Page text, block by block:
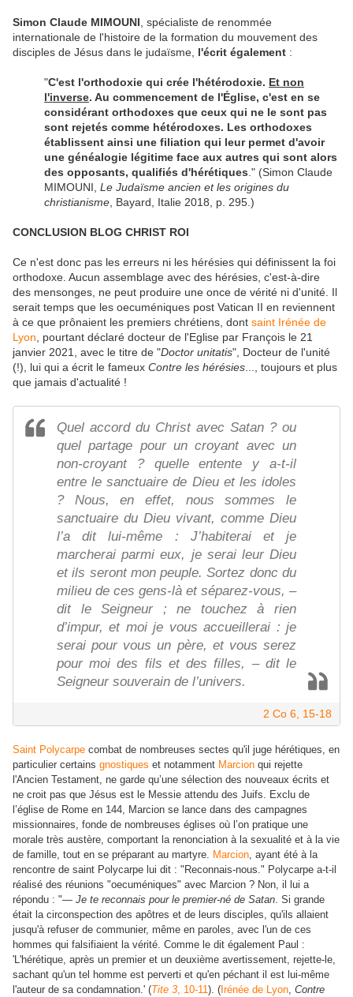
Simon Claude MIMOUNI , spécialiste de renommée
internationale de l'histoire de la formation du mouvement des
disciples de Jésus dans le judaïsme, l'écrit également :
"C'est l'orthodoxie qui crée l'hétérodoxie. Et non
l'inverse. Au commencement de l'Église, c'est en se
considérant orthodoxes que ceux qui ne le sont pas
sont rejetés comme hétérodoxes. Les orthodoxes
établissent ainsi une filiation qui leur permet d'avoir
une généalogie légitime face aux autres qui sont alors
des opposants, qualifiés d'hérétiques ." (Simon Claude
MIMOUNI, Le Judaïsme ancien et les origines du
christianisme , Bayard, Italie 2018, p. 295.)
CONCLUSION BLOG CHRIST ROI
Ce n'est donc pas les erreurs ni les hérésies qui définissent la foi
orthodoxe. Aucun assemblage avec des hérésies, c'est-à-dire
des mensonges, ne peut produire une once de vérité ni d'unité. Il
serait temps que les oecuméniques post Vatican II en reviennent
à ce que prônaient les premiers chrétiens, dont saint Irénée de
Lyon , pourtant déclaré docteur de l'Eglise par François le 21
janvier 2021, avec le titre de "Doctor unitatis", Docteur de l'unité
(!), lui qui a écrit le fameux Contre les hérésies ..., toujours et plus
que jamais d'actualité !
Quel accord du Christ avec Satan ? ou
quel partage pour un croyant avec un
non-croyant ? quelle entente y a-t-il
entre le sanctuaire de Dieu et les idoles
? Nous, en effet, nous sommes le
sanctuaire du Dieu vivant, comme Dieu
l’a dit lui-même : J’habiterai et je
marcherai parmi eux, je serai leur Dieu
et ils seront mon peuple. Sortez donc du
milieu de ces gens-là et séparez-vous, –
dit le Seigneur ; ne touchez à rien
d’impur, et moi je vous accueillerai : je
serai pour vous un père, et vous serez
pour moi des fils et des filles, – dit le
Seigneur souverain de l’univers.
2 Co 6, 15-18
Saint Polycarpe combat de nombreuses sectes qu'il juge hérétiques, en
particulier certains gnostiques et notamment Marcion qui rejette
l'Ancien Testament, ne garde qu’une sélection des nouveaux écrits et
ne croit pas que Jésus est le Messie attendu des Juifs. Exclu de
l’église de Rome en 144, Marcion se lance dans des campagnes
missionnaires, fonde de nombreuses églises où l’on pratique une
morale très austère, comportant la renonciation à la sexualité et à la vie
de famille, tout en se préparant au martyre. Marcion, ayant été à la
rencontre de saint Polycarpe lui dit : "Reconnais-nous." Polycarpe a-t-il
réalisé des réunions "oecuméniques" avec Marcion ? Non, il lui a
répondu : "— Je te reconnais pour le premier-né de Satan. Si grande
était la circonspection des apôtres et de leurs disciples, qu'ils allaient
jusqu'à refuser de communier, même en paroles, avec l'un de ces
hommes qui falsifiaient la vérité. Comme le dit également Paul :
'L'hérétique, après un premier et un deuxième avertissement, rejette-le,
sachant qu'un tel homme est perverti et qu'en péchant il est lui-même
l'auteur de sa condamnation.' (Tite 3, 10-11). ( Irénée de Lyon, Contre